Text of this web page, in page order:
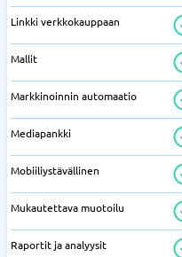
Linkki verkkokauppaan
Mallit
Markkinoinnin automaatio
Mediapankki
Mobiiliystävällinen
Mukautettava muotoilu
Raportit ja analyysit